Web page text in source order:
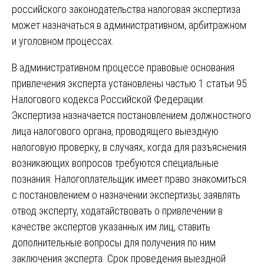
российского законодательства налоговая экспертиза
может назначаться в административном, арбитражном
и уголовном процессах.
В административном процессе правовые основания
привлечения эксперта установлены частью 1 статьи 95
Налогового кодекса Российской Федерации.
Экспертиза назначается постановлением должностного
лица налогового органа, проводящего выездную
налоговую проверку, в случаях, когда для разъяснения
возникающих вопросов требуются специальные
познания. Налогоплательщик имеет право знакомиться
с постановлением о назначении экспертизы, заявлять
отвод эксперту, ходатайствовать о привлечении в
качестве экспертов указанных им лиц, ставить
дополнительные вопросы для получения по ним
заключения эксперта. Срок проведения выездной